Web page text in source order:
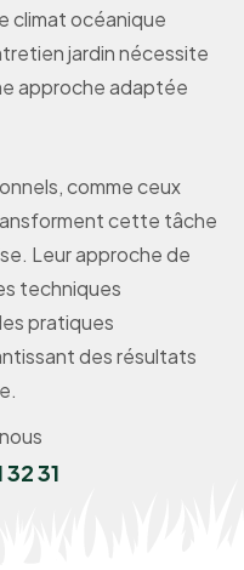
climat océanique
jardin nécessite
approche adaptée
comme ceux
cette tâche
Leur approche de
techniques
pratiques
des résultats
32 31